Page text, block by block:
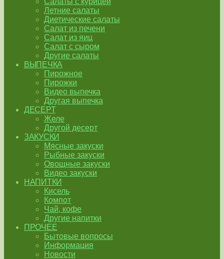
Летние салаты
Диетические салаты
Салат из печени
Салат из яиц
Салат с сыром
Другие салаты
ВЫПЕЧКА
Пирожное
Пирожки
Видео выпечка
Другая выпечка
ДЕСЕРТ
Желе
Другой десерт
ЗАКУСКИ
Мясные закуски
Рыбные закуски
Овощные закуски
Видео закуски
НАПИТКИ
Кисель
Компот
Чай, кофе
Другие напитки
ПРОЧЕЕ
Бытовые вопросы
Информация
Новости